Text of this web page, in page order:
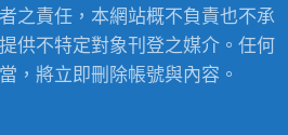
之責任，本網站概不負責也不承
供不特定對象刊登之媒介。任何
，將立即刪除帳號與內容。